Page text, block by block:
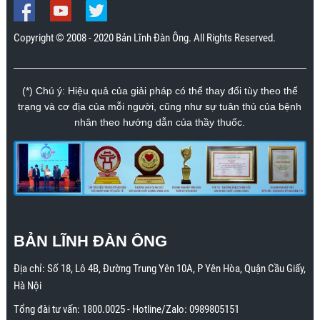
Copyright © 2008 - 2020 Bản Lĩnh Đàn Ông. All Rights Reserved.
(*) Chú ý: Hiệu quả của giải pháp có thể thay đổi tùy theo thể
trạng và cơ địa của mỗi người, cũng như sự tuân thủ của bệnh
nhân theo hướng dẫn của thầy thuốc.
BẢN LĨNH ĐÀN ÔNG
Địa chỉ: Số 18, Lô 4B, Đường Trung Yên 10A, P Yên Hòa, Quận Cầu Giấy,
Hà Nội
Tổng đài tư vấn: 1800.0025- Hotline/Zalo: 0989805151